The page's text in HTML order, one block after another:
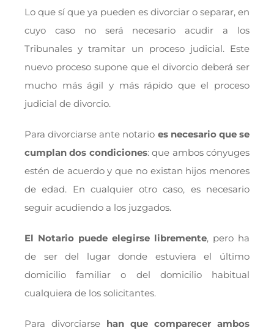
Lo que sí que ya pueden es divorciar o separar, en
cuyo caso no será necesario acudir a los
Tribunales y tramitar un proceso judicial. Este
nuevo proceso supone que el divorcio deberá ser
mucho más ágil y más rápido que el proceso
judicial de divorcio.
Para divorciarse ante notario es necesario que se
cumplan dos condiciones: que ambos cónyuges
estén de acuerdo y que no existan hijos menores
de edad. En cualquier otro caso, es necesario
seguir acudiendo a los juzgados.
El Notario puede elegirse libremente, pero ha
de ser del lugar donde estuviera el último
domicilio familiar o del domicilio habitual
cualquiera de los solicitantes.
Para divorciarse han que comparecer ambos